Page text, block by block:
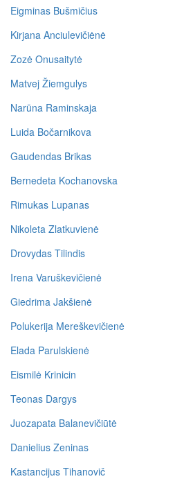
Eigminas Bušmičius
Kirjana Anciulevičiėnė
Zozė Onusaitytė
Matvej Žiemgulys
Narūna Raminskaja
Luida Bočarnikova
Gaudendas Brikas
Bernedeta Kochanovska
Rimukas Lupanas
Nikoleta Zlatkuvienė
Drovydas Tilindis
Irena Varuškevičienė
Giedrima Jakšienė
Polukerija Mereškevičienė
Elada Parulskienė
Eismilė Krinicin
Teonas Dargys
Juozapata Balanevičiūtė
Danielius Zeninas
Kastancijus Tihanovič